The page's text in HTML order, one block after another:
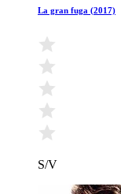
La gran fuga (2017)
S/V